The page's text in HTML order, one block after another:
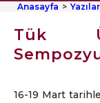
Anasayfa Yazılar
Tük
16-19 Mart